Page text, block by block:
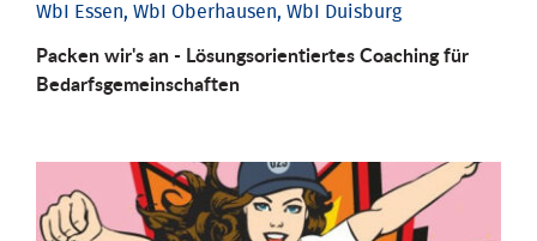
WbI Essen, WbI Oberhausen, WbI Duisburg
Packen wir's an - Lösungsorientiertes Coaching für
Bedarfsgemeinschaften